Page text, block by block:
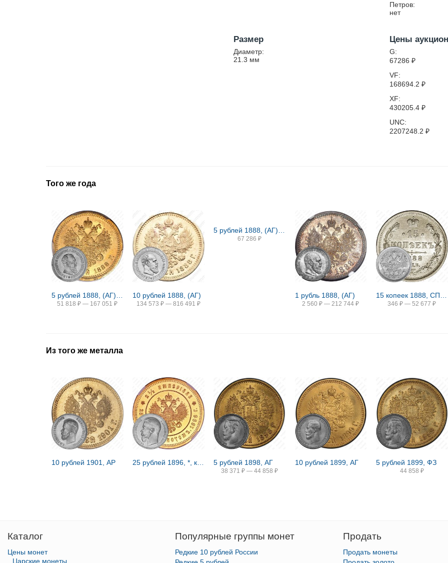
Петров:
нет
Размер
Диаметр:
21.3 мм
Цены
G:
67286 ₽
VF:
168694.2 ₽
XF:
430205.4 ₽
UNC:
2207248.2 ₽
Того же года
51 818 ₽ — 167 051 ₽
10 рублей 1888, (АГ)
134 573 ₽ — 816 491 ₽
67 286 ₽
1 рубль 1888, (АГ)
2 560 ₽ — 212 744 ₽ 346 ₽ — 52 677 ₽
Из того же металла
10 рублей 1901, АР 5 рублей 1898, АГ
38 371 ₽ — 44 858 ₽
10 рублей 1899, АГ 5 рублей 1899, ФЗ
44 858 ₽
Каталог
Цены монет
Царские монеты
Популярные группы монет
Редкие 10 рублей России
Продать
Продать монеты